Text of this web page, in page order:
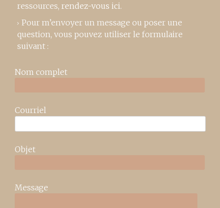
ressources, rendez-vous ici.
Pour m’envoyer un message ou poser une
question, vous pouvez utiliser le formulaire
suivant :
Nom complet
Courriel
Objet
Message